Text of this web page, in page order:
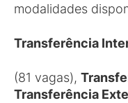
modalidades
Transferência I
(81 vagas),
Transferência